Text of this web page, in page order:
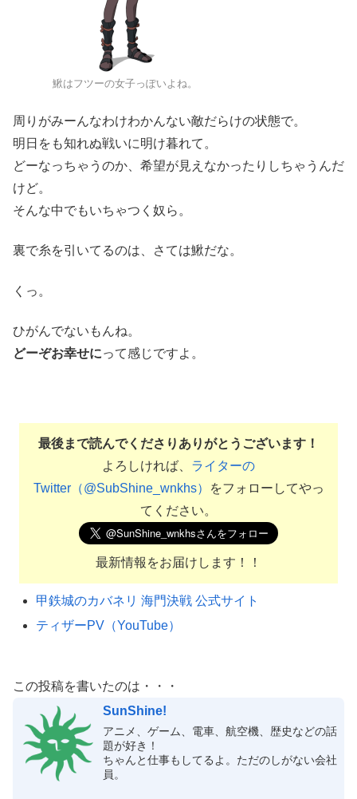
鰍はフツーの女子っぽいよね。
周りがみーんなわけわかんない敵だらけの状態で。
明日をも知れぬ戦いに明け暮れて。
どーなっちゃうのか、希望が見えなかったりしちゃうんだ
けど。
そんな中でもいちゃつく奴ら。
裏で糸を引いてるのは、さては鰍だな。
くっ。
ひがんでないもんね。
どーぞお幸せにって感じですよ。
最後まで読んでくださりありがとうございます！
よろしければ、 ライターの
Twitter（@SubShine_wnkhs）
をフォローしてやっ
てください。
最新情報をお届けします！！
甲鉄城のカバネリ 海門決戦 公式サイト
ティザーPV（YouTube）
この投稿を書いたのは・・・
SunShine!
アニメ、ゲーム、電車、航空機、歴史などの話
題が好き！
ちゃんと仕事もしてるよ。ただのしがない会社
員。